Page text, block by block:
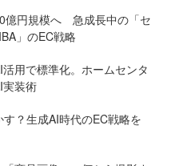
億円規模へ 急成長中の「セ
」のEC戦略
用で標準化。ホームセンタ
実装術
？生成AI時代のEC戦略を